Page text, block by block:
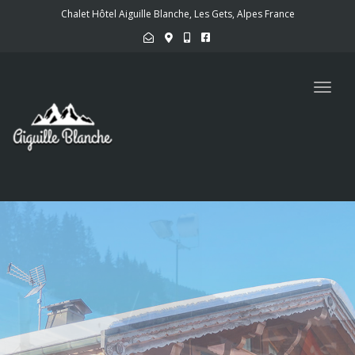
Chalet Hôtel Aiguille Blanche, Les Gets, Alpes France